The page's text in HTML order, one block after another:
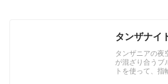
タンザナイ
タンザニアの夜
が混ざり合うブ
トを使って、